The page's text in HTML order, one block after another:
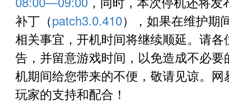
补丁（patch3.0.410），如果在维护期
相关事宜，开机时间将继续顺延。请各
告，并留意游戏时间，以免造成不必
机期间给您带来的不便，敬请见谅。
玩家的支持和配合！